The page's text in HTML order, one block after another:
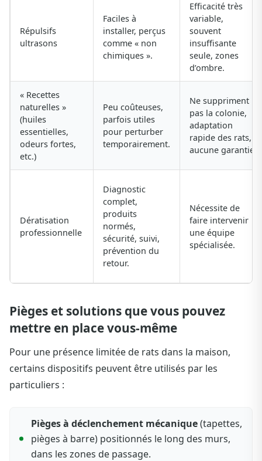
Répulsifs
ultrasons
Faciles à
installer, perçus
comme « non
chimiques ».
Efficacité très
variable,
souvent
insuffisante
seule, zones
d’ombre.
« Recettes
naturelles »
(huiles
essentielles,
odeurs fortes,
etc.)
Peu coûteuses,
parfois utiles
pour perturber
temporairement.
Ne suppriment
pas la colonie,
adaptation
rapide des rats,
aucune garantie.
Dératisation
professionnelle
Diagnostic
complet,
produits
normés,
sécurité, suivi,
prévention du
retour.
Nécessite de
faire intervenir
une équipe
spécialisée.
Pièges et solutions que vous pouvez
mettre en place vous‑même
Pour une présence limitée de rats dans la maison,
certains dispositifs peuvent être utilisés par les
particuliers :
Pièges à déclenchement mécanique(tapettes,
pièges à barre) positionnés le long des murs,
dans les zones de passage.